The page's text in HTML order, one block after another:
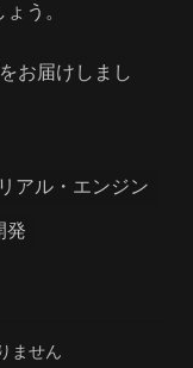
う。
お届けしまし
アル・エンジン
発
ません